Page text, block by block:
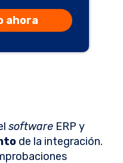
ahora
software ERP y
de la integración.